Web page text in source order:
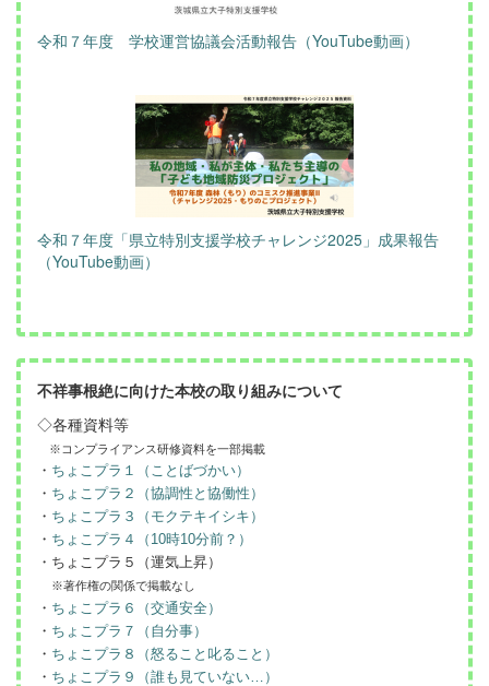
令和７年度 学校運営協議会活動報告（YouTube動画）
令和７年度「県立特別支援学校チャレンジ2025」成果報告
（YouTube動画）
不祥事根絶に向けた本校の取り組みについて
◇各種資料等
※コンプライアンス研修資料を一部掲載
・ ちょこプラ１（ことばづかい）
・ ちょこプラ２（協調性と協働性）
・ ちょこプラ３（モクテキイシキ）
・ ちょこプラ４（10時10分前？）
・ちょこプラ５（運気上昇）
※著作権の関係で掲載なし
・ ちょこプラ６（交通安全）
・ ちょこプラ７（自分事）
・ ちょこプラ８（怒ること叱ること）
・ ちょこプラ９（誰も見ていない…）